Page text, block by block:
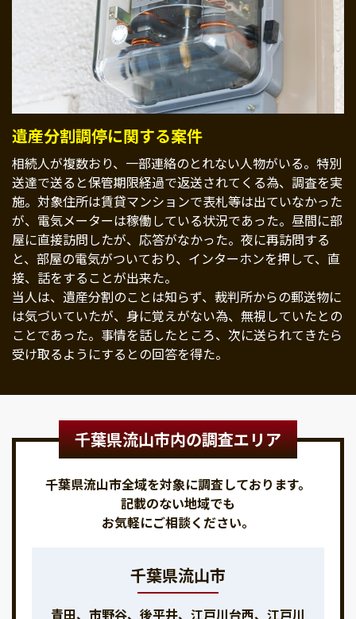
遺産分割調停に関する案件
相続人が複数おり、一部連絡のとれない人物がいる。特別
送達で送ると保管期限経過で返送されてくる為、調査を実
施。対象住所は賃貸マンションで表札等は出ていなかった
が、電気メーターは稼働している状況であった。昼間に部
屋に直接訪問したが、応答がなかった。夜に再訪問する
と、部屋の電気がついており、インターホンを押して、直
接、話をすることが出来た。
当人は、遺産分割のことは知らず、裁判所からの郵送物に
は気づいていたが、身に覚えがない為、無視していたとの
ことであった。事情を話したところ、次に送られてきたら
受け取るようにするとの回答を得た。
千葉県流山市内の調査エリア
千葉県流山市全域を対象に調査しております。
記載のない地域でも
お気軽にご相談ください。
千葉県流山市
青田、市野谷、後平井、江戸川台西、江戸川